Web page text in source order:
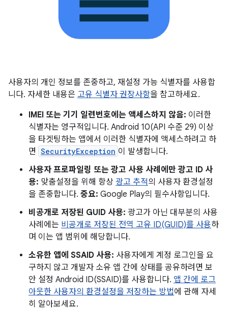
사용자의 개인 정보를 존중하고, 재설정 가능 식별자를 사용합
니다. 자세한 내용은 고유 식별자 권장사항을 참고하세요.
IMEI 또는 기기 일련번호에는 액세스하지 않음: 이러한
식별자는 영구적입니다. Android 10(API 수준 29) 이상
을 타겟팅하는 앱에서 이러한 식별자에 액세스하려고 하
면 SecurityException 이 발생합니다.
사용자 프로파일링 또는 광고 사용 사례에만 광고 ID 사
용: 맞춤설정을 위해 항상 광고 추적의 사용자 환경설정
을 존중합니다. 중요: Google Play의 필수사항입니다.
비공개로 저장된 GUID 사용: 광고가 아닌 대부분의 사용
사례에는 비공개로 저장된 전역 고유 ID(GUID)를 사용하
며 이는 앱 범위에 해당합니다.
소유한 앱에 SSAID 사용: 사용자에게 계정 로그인을 요
구하지 않고 개발자 소유 앱 간에 상태를 공유하려면 보
안 설정 Android ID(SSAID)를 사용합니다. 앱 간에 로그
아웃한 사용자의 환경설정을 저장하는 방법에 관해 자세
히 알아보세요.